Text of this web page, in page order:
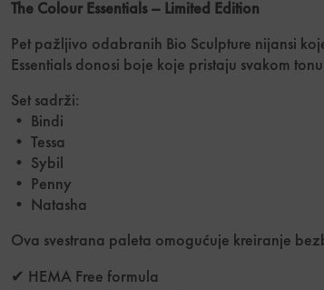
The Colour Essentials – Limited Edition
Pet pažljivo odabranih Bio Sculpture nijansi
Essentials donosi boje koje pristaju svakom
Set sadrži:
• Bindi
• Tessa
• Sybil
• Penny
• Natasha
Ova svestrana paleta omogućuje kreiranje
✔ HEMA Free formula